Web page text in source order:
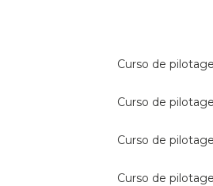
curso de
curso de
curso de
curso de